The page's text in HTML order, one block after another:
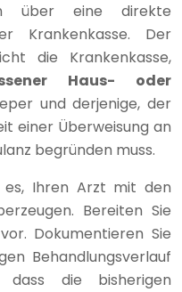
über eine direkte
Krankenkasse. Der
die Krankenkasse,
Haus- oder
und derjenige, der
einer Überweisung an
begründen muss.
Ihren Arzt mit den
Bereiten Sie
Dokumentieren Sie
Behandlungsverlauf
die bisherigen